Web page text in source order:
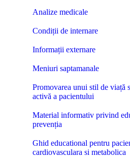
Analize medicale
Condiții de internare
Informații externare
Meniuri saptamanale
Promovarea unui stil de viață
activă a pacientului
Material informativ privind
prevenția
Ghid educational pentru
cardiovasculara si metabolica